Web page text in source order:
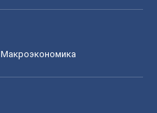
Mакроэкономика